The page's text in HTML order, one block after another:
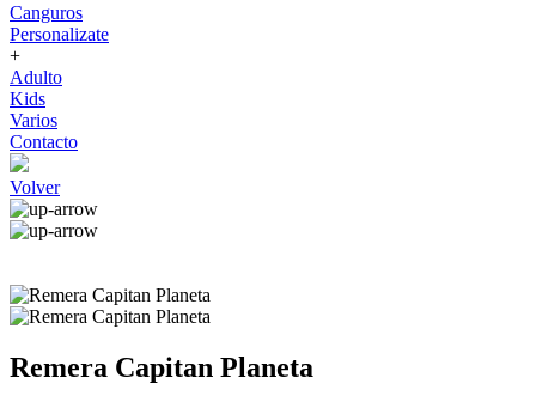
Canguros
Personalizate
+
Adulto
Kids
Varios
Contacto
Volver
Remera Capitan Planeta